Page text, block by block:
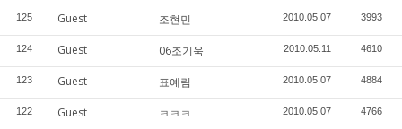
125 Guest 조현민 2010.05.07 3993
124 Guest 06조기욱 2010.05.11 4610
123 Guest 표예림 2010.05.07 4884
122 Guest ㅋㅋㅋ 2010.05.07 4766